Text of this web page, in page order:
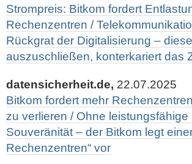
Strompreis: Bitkom fordert
Rechenzentren /
Rückgrat der Digitalisierung –
auszuschließen, konterkariert das
datensicherheit.de, 22.07.2025
Bitkom fordert mehr
zu verlieren / Ohne
Souveränität – der Bitkom legt
Rechenzentren“ vor